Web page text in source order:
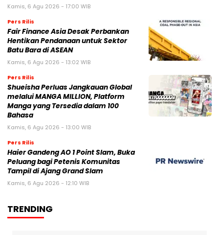
Kamis, 6 Agu 2026 - 17:00 WIB
Pers Rilis
Fair Finance Asia Desak Perbankan
Hentikan Pendanaan untuk Sektor
Batu Bara di ASEAN
Kamis, 6 Agu 2026 - 13:02 WIB
Pers Rilis
Shueisha Perluas Jangkauan Global
melalui MANGA MILLION, Platform
Manga yang Tersedia dalam 100
Bahasa
Kamis, 6 Agu 2026 - 13:00 WIB
Pers Rilis
Haier Gandeng AO 1 Point Slam, Buka
Peluang bagi Petenis Komunitas
Tampil di Ajang Grand Slam
Kamis, 6 Agu 2026 - 12:10 WIB
TRENDING